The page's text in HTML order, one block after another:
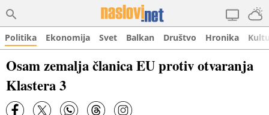
Politika Ekonomija Svet Balkan Društvo Hronika
Osam zemalja članica EU protiv otvaranja
Klastera 3